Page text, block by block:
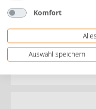
Komfort
Auswahl speichern